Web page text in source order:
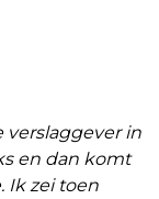
verslaggever in
en dan komt
Ik zei toen